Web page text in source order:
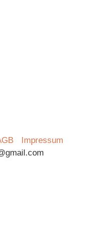
Impressum